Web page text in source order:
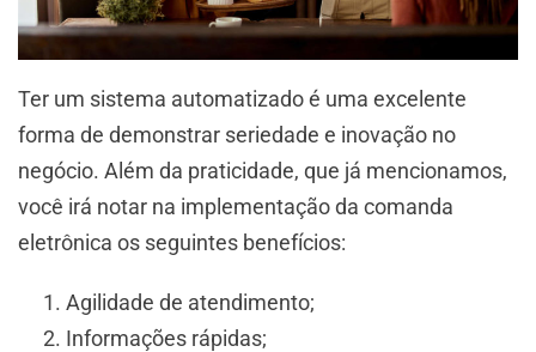
Ter um sistema automatizado é uma excelente
forma de demonstrar seriedade e inovação no
negócio. Além da praticidade, que já mencionamos,
você irá notar na implementação da comanda
eletrônica os seguintes benefícios:
Agilidade de atendimento;
Informações rápidas;